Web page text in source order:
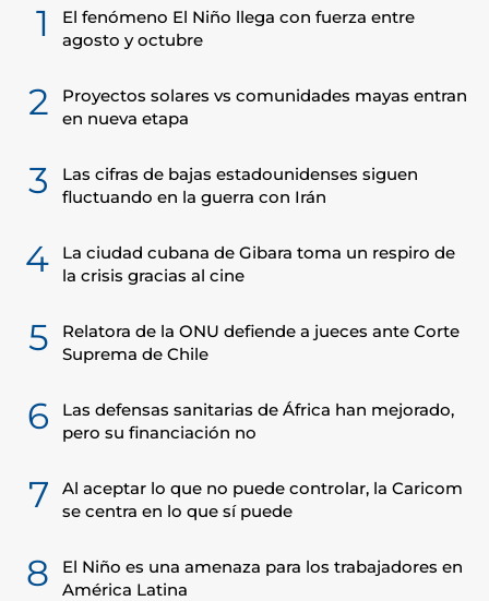
1
El fenómeno El Niño llega con fuerza entre
agosto y octubre
2
Proyectos solares vs comunidades mayas entran
en nueva etapa
3
Las cifras de bajas estadounidenses siguen
fluctuando en la guerra con Irán
4
La ciudad cubana de Gibara toma un respiro de
la crisis gracias al cine
5
Relatora de la ONU defiende a jueces ante Corte
Suprema de Chile
6
Las defensas sanitarias de África han mejorado,
pero su financiación no
7
Al aceptar lo que no puede controlar, la Caricom
se centra en lo que sí puede
8
El Niño es una amenaza para los trabajadores en
América Latina